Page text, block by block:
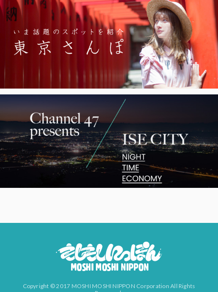
Copyright © 2017 MOSHI MOSHI NIPPON Corporation All Rights